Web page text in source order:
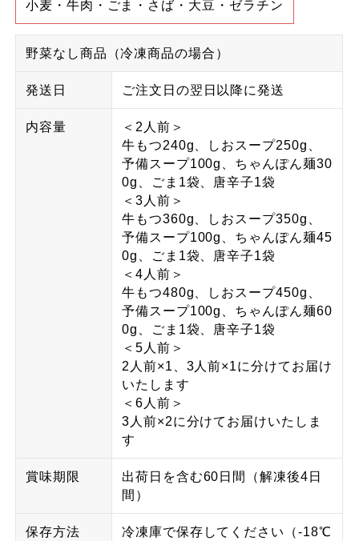
小麦・牛肉・ごま・さば・大豆・ゼラチン
野菜なし商品（冷凍商品の場合）
発送日 ご注文日の翌日以降に発送
内容量
＜2人前＞
牛もつ240g、しおスープ250g、
予備スープ100g、ちゃんぽん麺30
0g、ごま1袋、唐辛子1袋
＜3人前＞
牛もつ360g、しおスープ350g、
予備スープ100g、ちゃんぽん麺45
0g、ごま1袋、唐辛子1袋
＜4人前＞
牛もつ480g、しおスープ450g、
予備スープ100g、ちゃんぽん麺60
0g、ごま1袋、唐辛子1袋
＜5人前＞
2人前×1、3人前×1に分けてお届け
いたします
＜6人前＞
3人前×2に分けてお届けいたしま
す
賞味期限
出荷日を含む60日間（解凍後4日
間）
保存方法
冷凍庫で保存してください（-18℃